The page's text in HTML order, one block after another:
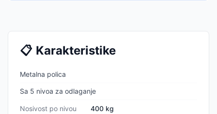
📋 Karakteristike
Metalna polica
Sa 5 nivoa za odlaganje
Nosivost po nivou 400 kg